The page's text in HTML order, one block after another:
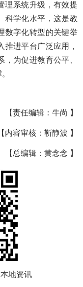
理系统升级，有效提
科学化水平，这是教
数字化转型的关键举
推进平台广泛应用，
为促进教育公平、
【责任编辑：牛尚 】
【内容审核：靳静波 】
【总编辑：黄念念 】
地资讯